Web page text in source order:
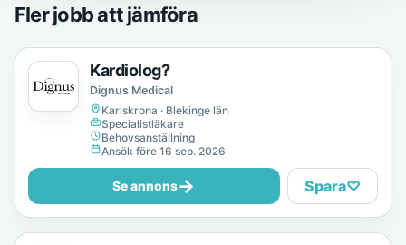
Fler jobb att jämföra
Kardiolog?
Dignus Medical
Karlskrona · Blekinge län
Specialistläkare
Behovsanställning
Ansök före 16 sep. 2026
Se annons→ Spara♡